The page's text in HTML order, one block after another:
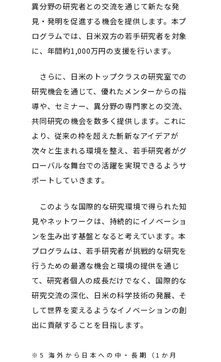
異分野の研究者との交流を通じて新たな発
見・発明を促進する機会を提供します。 本プ
ログラムでは、日米双方の若手研究者を対象
に、年間約1,000万円の支援を行います。
さらに、日米のトップクラスの研究室での
研究機会を通じて、優れたメンターからの指
導や、セミナー、異分野の専門家との交流、
共同研究の機会を数多く提供します。これに
より、従来の枠を超えた斬新なアイデアが
次々と生まれる環境を整え、若手研究者がグ
ローバルな舞台での活躍を実現できるようサ
ポートしていきます。
このような国際的な研究環境で得られた知
見やネットワークは、持続的にイノベーショ
ンを生み出す基盤となると考えています。本
プログラムは、若手研究者が挑戦的な研究を
行うための最適な機会と環境の提供を通じ
て、 研究者個人の成長だけでなく 、国際的な
研究交流の深化、 日米の科学技術の発展、 そ
して世界を変えるようなイノベーションの創
出に貢献することを目指します。
※5 海外から日本への中・長期（1か月